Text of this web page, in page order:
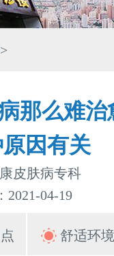
>
那么难
因有关
皮肤病专科
2021-04-19
舒适环境